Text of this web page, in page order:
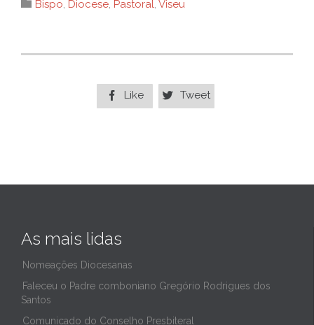
 Bispo, Diocese, Pastoral, Viseu
 Like  Tweet
As mais lidas
Nomeações Diocesanas
Faleceu o Padre comboniano Gregório Rodrigues dos
Santos
Comunicado do Conselho Presbiteral